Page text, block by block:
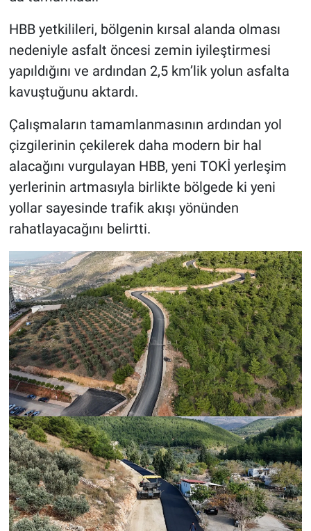
HBB yetkilileri, bölgenin kırsal alanda olması
nedeniyle asfalt öncesi zemin iyileştirmesi
yapıldığını ve ardından 2,5 km’lik yolun asfalta
kavuştuğunu aktardı.
Çalışmaların tamamlanmasının ardından yol
çizgilerinin çekilerek daha modern bir hal
alacağını vurgulayan HBB, yeni TOKİ yerleşim
yerlerinin artmasıyla birlikte bölgede ki yeni
yollar sayesinde trafik akışı yönünden
rahatlayacağını belirtti.